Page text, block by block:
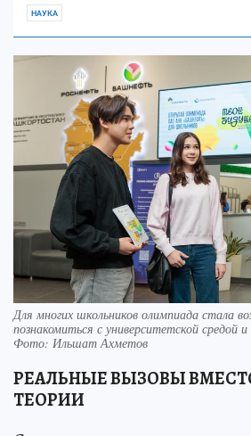
НАУКА
Для многих школьников олимпиада стала
познакомиться с университетской средой
Фото: Ильшат Ахметов
РЕАЛЬНЫЕ ВЫЗОВЫ
ТЕОРИИ